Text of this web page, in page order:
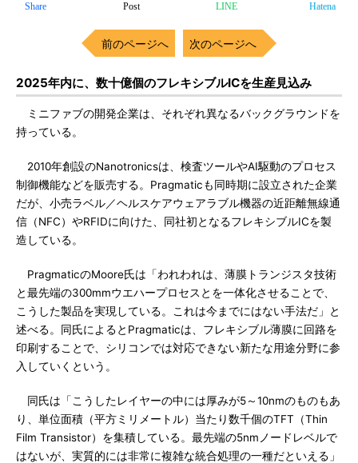
Share Post LINE Hatena
前のページへ 次のページへ
2025年内に、数十億個のフレキシブルICを生産見込み
ミニファブの開発企業は、それぞれ異なるバックグラウンドを
持っている。
2010年創設のNanotronicsは、検査ツールやAI駆動のプロセス
制御機能などを販売する。Pragmaticも同時期に設立された企業
だが、小売ラベル／ヘルスケアウェアラブル機器の近距離無線通
信（NFC）やRFIDに向けた、同社初となるフレキシブルICを製
造している。
PragmaticのMoore氏は「われわれは、薄膜トランジスタ技術
と最先端の300mmウエハープロセスとを一体化させることで、
こうした製品を実現している。これは今までにはない手法だ」と
述べる。同氏によるとPragmaticは、フレキシブル薄膜に回路を
印刷することで、シリコンでは対応できない新たな用途分野に参
入していくという。
同氏は「こうしたレイヤーの中には厚みが5～10nmのものもあ
り、単位面積（平方ミリメートル）当たり数千個のTFT（Thin
Film Transistor）を集積している。最先端の5nmノードレベルで
はないが、実質的には非常に複雑な統合処理の一種だといえる」